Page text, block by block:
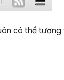
có thể tương